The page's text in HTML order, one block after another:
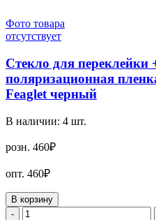
Фото товара
отсутствует
Стекло для переклейки
поляризационная
Feaglet черный
В наличии: 4 шт.
розн. 460₽
опт. 460₽
В корзину
-